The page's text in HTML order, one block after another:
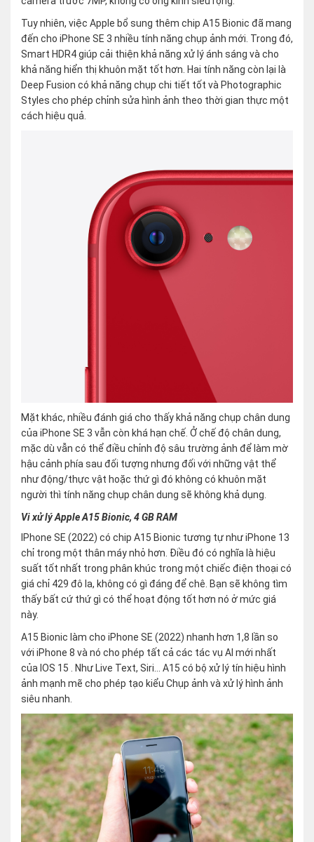
Tuy nhiên, việc Apple bổ sung thêm chip A15 Bionic đã mang
đến cho iPhone SE 3 nhiều tính năng chụp ảnh mới. Trong đó,
Smart HDR4 giúp cải thiện khả năng xử lý ánh sáng và cho
khả năng hiển thị khuôn mặt tốt hơn. Hai tính năng còn lại là
Deep Fusion có khả năng chụp chi tiết tốt và Photographic
Styles cho phép chỉnh sửa hình ảnh theo thời gian thực một
cách hiệu quả.
Mặt khác, nhiều đánh giá cho thấy khả năng chụp chân dung
của iPhone SE 3 vẫn còn khá hạn chế. Ở chế độ chân dung,
mặc dù vẫn có thể điều chỉnh độ sâu trường ảnh để làm mờ
hậu cảnh phía sau đối tượng nhưng đối với những vật thể
như động/thực vật hoặc thứ gì đó không có khuôn mặt
người thì tính năng chụp chân dung sẽ không khả dụng.
Vi xử lý Apple A15 Bionic, 4 GB RAM
IPhone SE (2022) có chip A15 Bionic tương tự như iPhone 13
chỉ trong một thân máy nhỏ hơn. Điều đó có nghĩa là hiệu
suất tốt nhất trong phân khúc trong một chiếc điện thoại có
giá chỉ 429 đô la, không có gì đáng để chê. Bạn sẽ không tìm
thấy bất cứ thứ gì có thể hoạt động tốt hơn nó ở mức giá
này.
A15 Bionic làm cho iPhone SE (2022) nhanh hơn 1,8 lần so
với iPhone 8 và nó cho phép tất cả các tác vụ AI mới nhất
của IOS 15 . Như Live Text, Siri… A15 có bộ xử lý tín hiệu hình
ảnh mạnh mẽ cho phép tạo kiểu Chụp ảnh và xử lý hình ảnh
siêu nhanh.